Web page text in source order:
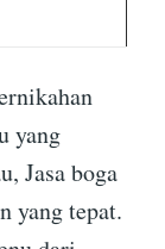
yang
Jasa boga
yang tepat.